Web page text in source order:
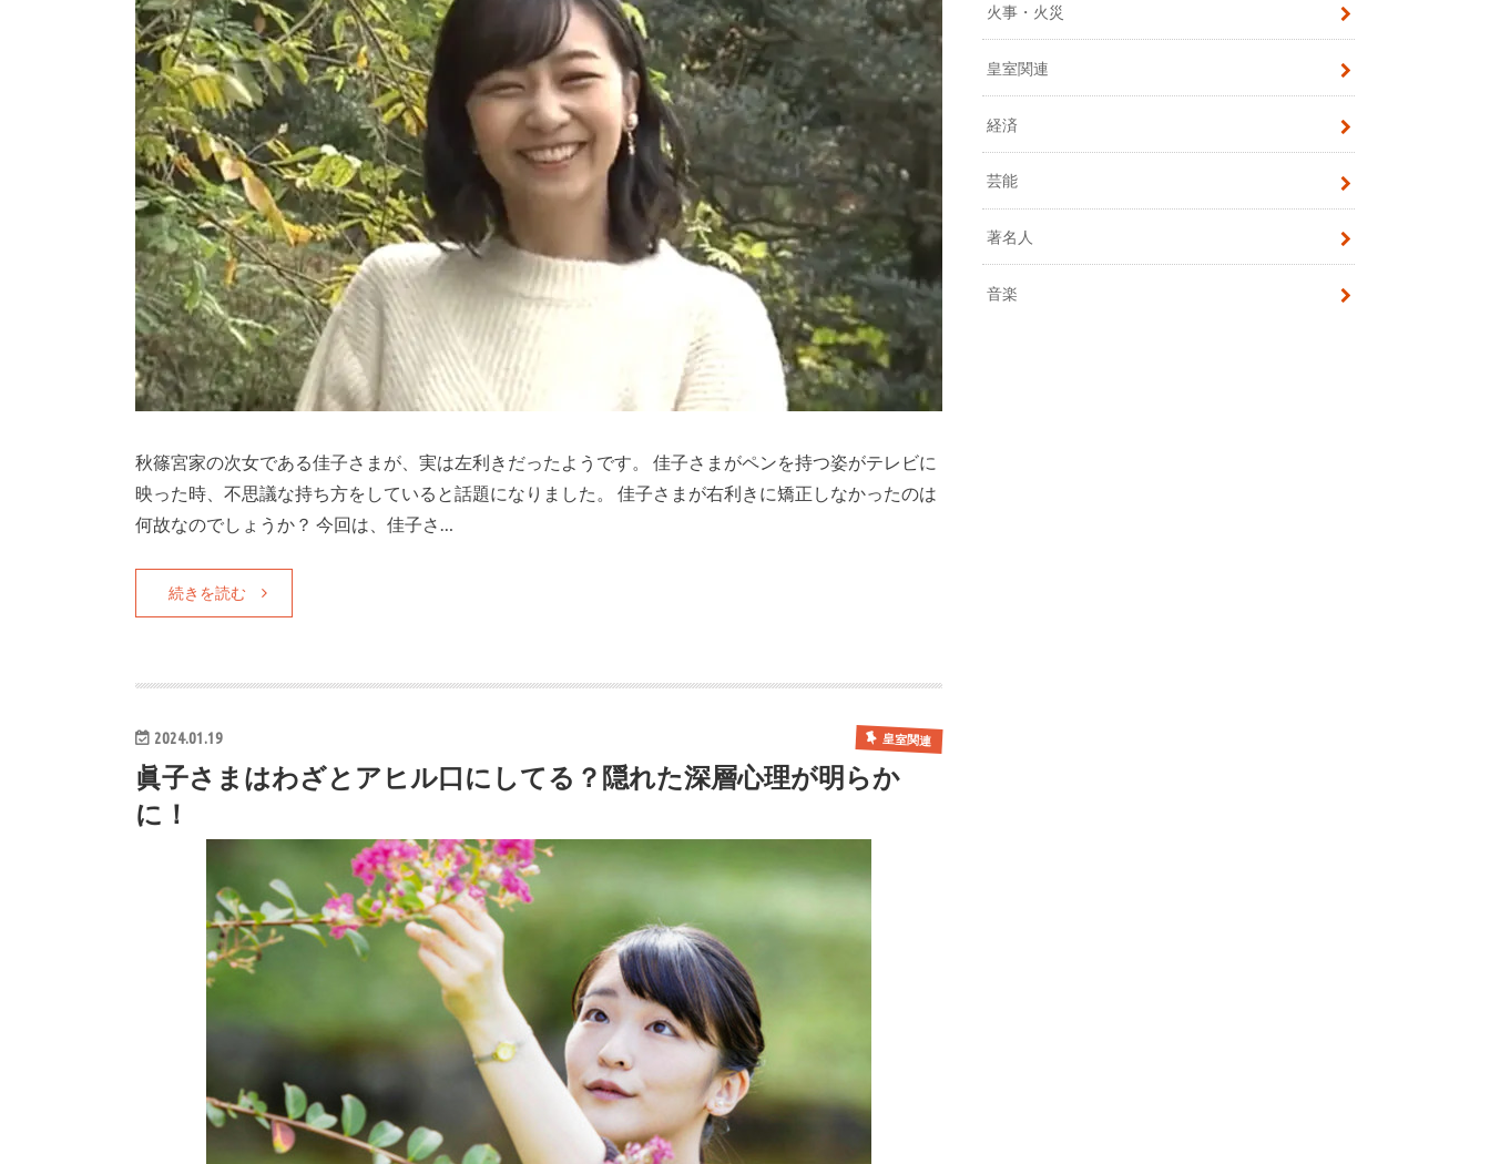
秋篠宮家の次女である佳子さまが、実は左利きだったようです。 佳子さまがペンを持つ姿がテレビに
映った時、不思議な持ち方をしていると話題になりました。 佳子さまが右利きに矯正しなかったのは
何故なのでしょうか？ 今回は、佳子さ…
続きを読む
2024.01.19 皇室関連
眞子さまはわざとアヒル口にしてる？隠れた深層心理が明らか
に！
火事・火災
皇室関連
経済
芸能
著名人
音楽